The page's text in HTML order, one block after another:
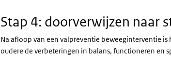
Stap 4: doorverwijzen naar
Na afloop van een valpreventie beweeginterventie
oudere de verbeteringen in balans, functioneren en